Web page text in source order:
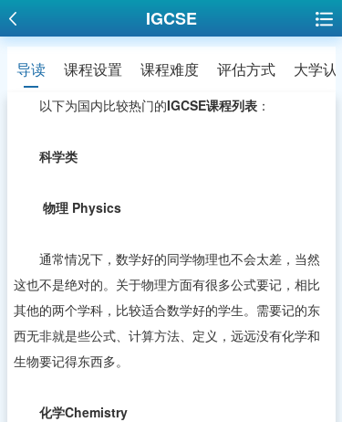
IGCSE
导读 课程设置 课程难度 评估方式 大学认
以下为国内比较热门的IGCSE课程列表 ：
科学类
物理 Physics
通常情况下，数学好的同学物理也不会太差，当然
这也不是绝对的。关于物理方面有很多公式要记，相比
其他的两个学科，比较适合数学好的学生。需要记的东
西无非就是些公式、计算方法、定义，远远没有化学和
生物要记得东西多。
化学Chemistry